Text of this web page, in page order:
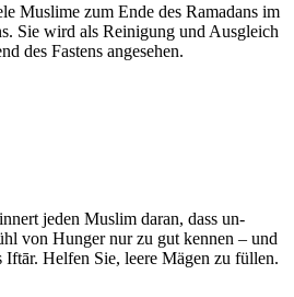
Muslime zum Ende des Ramadans im
Sie wird als Reinigung und Aus­gleich
des Fastens an­ge­sehen.
jeden Muslim daran, dass un­
von Hunger nur zu gut kennen – und
Helfen Sie, leere Mägen zu füllen.